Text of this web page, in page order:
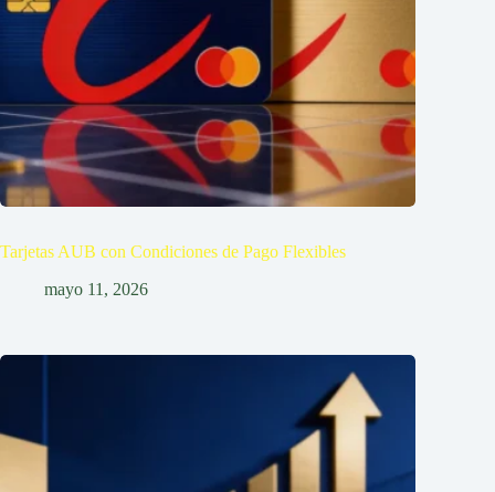
Tarjetas AUB con Condiciones de Pago Flexibles
mayo 11, 2026